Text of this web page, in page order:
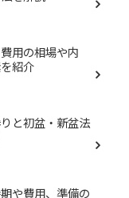
用の相場や内
紹介
と初盆・新盆法
や費用、準備の